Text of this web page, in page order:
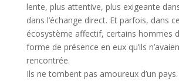
lente, plus attentive, plus exigeante
dans l’échange direct. Et parfois, dans
écosystème affectif, certains hommes
forme de présence en eux qu’ils
rencontrée.
Ils ne tombent pas amoureux d’un